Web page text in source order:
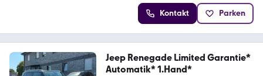
Kontakt Parken
Jeep Renegade Limited Garantie*
Automatik* 1.Hand*